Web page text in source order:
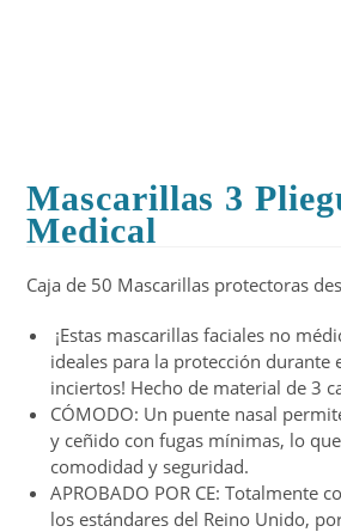
Mascarillas 3
Medical
Caja de 50 Mascarillas protectoras
¡Estas mascarillas faciales no
ideales para la protección durante
inciertos! Hecho de material de 3
CÓMODO: Un puente nasal
y ceñido con fugas mínimas, lo
comodidad y seguridad.
APROBADO POR CE: Totalmente
los estándares del Reino Unido,